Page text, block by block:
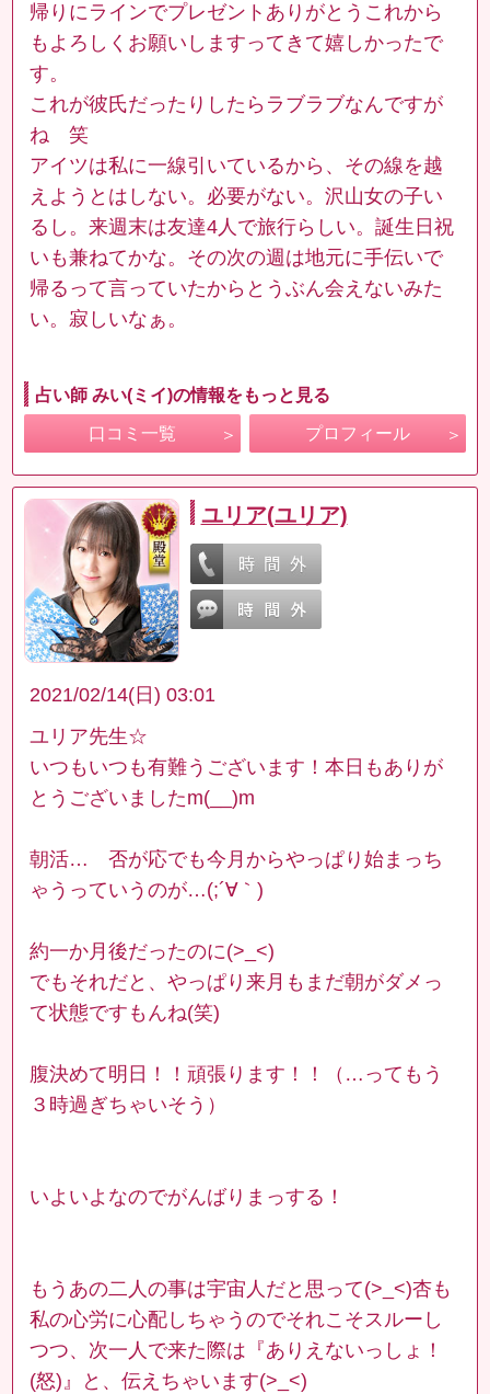
帰りにラインでプレゼントありがとうこれから
もよろしくお願いしますってきて嬉しかったで
す。
これが彼氏だったりしたらラブラブなんですが
ね 笑
アイツは私に一線引いているから、その線を越
えようとはしない。必要がない。沢山女の子い
るし。来週末は友達4人で旅行らしい。誕生日祝
いも兼ねてかな。その次の週は地元に手伝いで
帰るって言っていたからとうぶん会えないみた
い。寂しいなぁ。
占い師 みい(ミイ)の情報をもっと見る
口コミ一覧 プロフィール
ユリア(ユリア)
2021/02/14(日) 03:01
ユリア先生☆
いつもいつも有難うございます！本日もありが
とうございましたm(__)m
朝活… 否が応でも今月からやっぱり始まっち
ゃうっていうのが…(;´∀｀)
約一か月後だったのに(>_<)
でもそれだと、やっぱり来月もまだ朝がダメっ
て状態ですもんね(笑)
腹決めて明日！！頑張ります！！（…ってもう
３時過ぎちゃいそう）
いよいよなのでがんばりまっする！
もうあの二人の事は宇宙人だと思って(>_<)杏も
私の心労に心配しちゃうのでそれこそスルーし
つつ、次一人で来た際は『ありえないっしょ！
(怒)』と、伝えちゃいます(>_<)